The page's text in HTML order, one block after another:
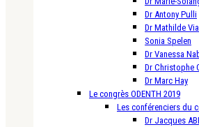
Dr Antony Pulli
Dr Mathilde
Sonia Spelen
Dr Vanessa
Dr Christophe
Dr Marc Hay
Le congrès ODENTH 2019
Les conférenciers du
Dr Jacques